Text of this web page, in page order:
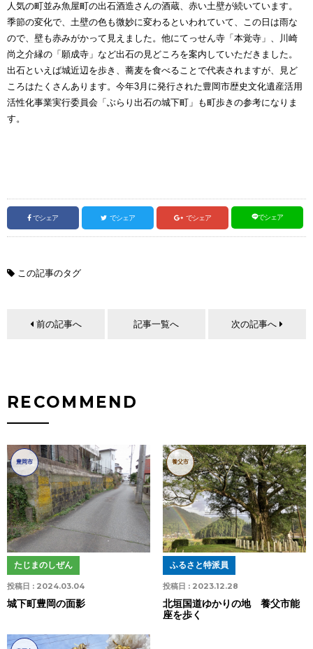
人気の町並み魚屋町の出石酒造さんの酒蔵、赤い土壁が続いています。
季節の変化で、土壁の色も微妙に変わるといわれていて、この日は雨な
ので、壁も赤みがかって見えました。他にてっせん寺「本覚寺」、川崎
尚之介縁の「願成寺」など出石の見どころを案内していただきました。
出石といえば城近辺を歩き、蕎麦を食べることで代表されますが、見ど
ころはたくさんあります。今年3月に発行された豊岡市歴史文化遺産活用
活性化事業実行委員会「ぶらり出石の城下町」も町歩きの参考になりま
す。
でシェア でシェア でシェア でシェア
この記事のタグ
前の記事へ 記事一覧へ 次の記事へ
RECOMMEND
豊岡市
投稿日 : 2024.03.04
たじまのしぜん
城下町豊岡の面影
養父市
投稿日 : 2023.12.28
ふるさと特派員
北垣国道ゆかりの地 養父市能
座を歩く